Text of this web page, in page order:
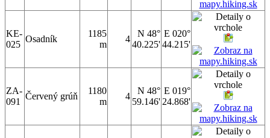
KE-
025
Osadník
1185
m
4
N 48°
40.225'
E 020°
44.215'
ZA-
091
Červený grúň
1180
m
4
N 48°
59.146'
E 019°
24.868'